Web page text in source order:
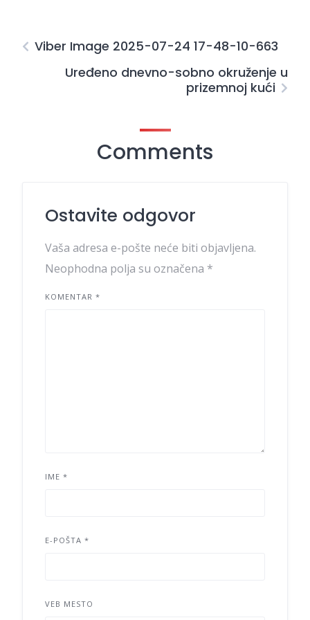
Viber Image 2025-07-24 17-48-10-663
Uređeno dnevno-sobno okruženje u
prizemnoj kući
Comments
Ostavite odgovor
Vaša adresa e-pošte neće biti objavljena.
Neophodna polja su označena *
KOMENTAR *
IME *
E-POŠTA *
VEB MESTO